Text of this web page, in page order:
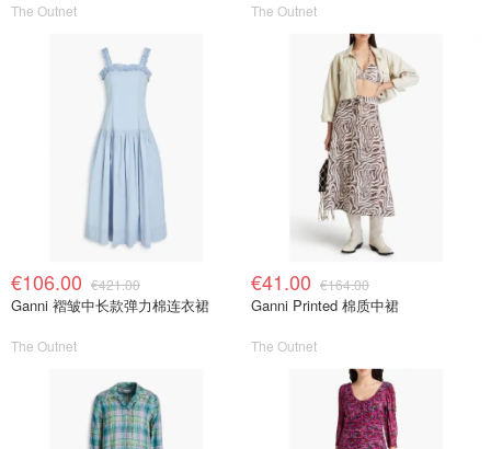
The Outnet The Outnet
€106.00 €421.00
Ganni 褶皱中长款弹力棉连衣裙
The Outnet
€41.00 €164.00
Ganni Printed 棉质中裙
The Outnet